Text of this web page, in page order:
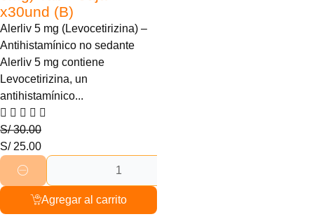
x30und (B)
Alerliv 5 mg (Levocetirizina) –
Antihistamínico no sedante
Alerliv 5 mg contiene
Levocetirizina, un
antihistamínico...
S/30.00
S/25.00
Agregar al carrito